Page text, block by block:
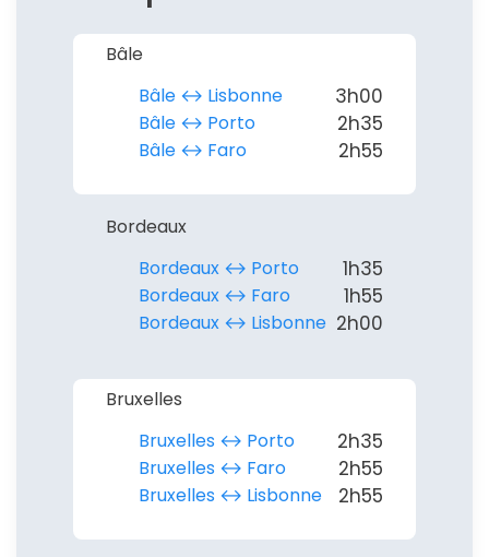
Bâle
Bâle ↔︎ Lisbonne
3h00
Bâle ↔︎ Porto 2h35
Bâle ↔︎ Faro 2h55
Bordeaux
Bordeaux ↔︎ Porto
1h35
Bordeaux ↔︎ Faro 1h55
Bordeaux ↔︎ Lisbonne 2h00
Bruxelles
Bruxelles ↔︎ Porto
2h35
Bruxelles ↔︎ Faro 2h55
Bruxelles ↔︎ Lisbonne 2h55
ou connectez-vous par mail